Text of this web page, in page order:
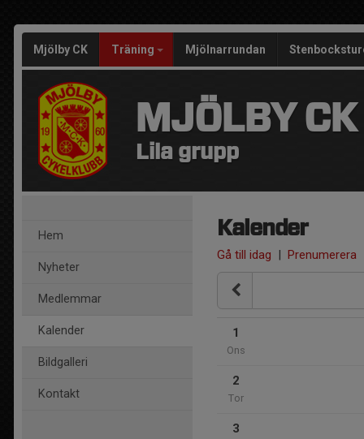
Mjölby CK Träning Mjölnarrundan
MJÖLBY CK
Lila grupp
Hem
Nyheter
Medlemmar
Kalender
Bildgalleri
Kontakt
Kalender
Gå till idag | Prenumerera
1
Ons
2
Tor
3